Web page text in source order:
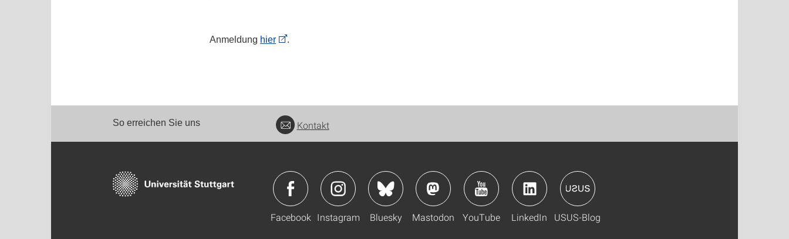
Anmeldung hier .
So erreichen Sie uns Kontakt
Facebook Instagram Bluesky Mastodon YouTube LinkedIn USUS-Blog